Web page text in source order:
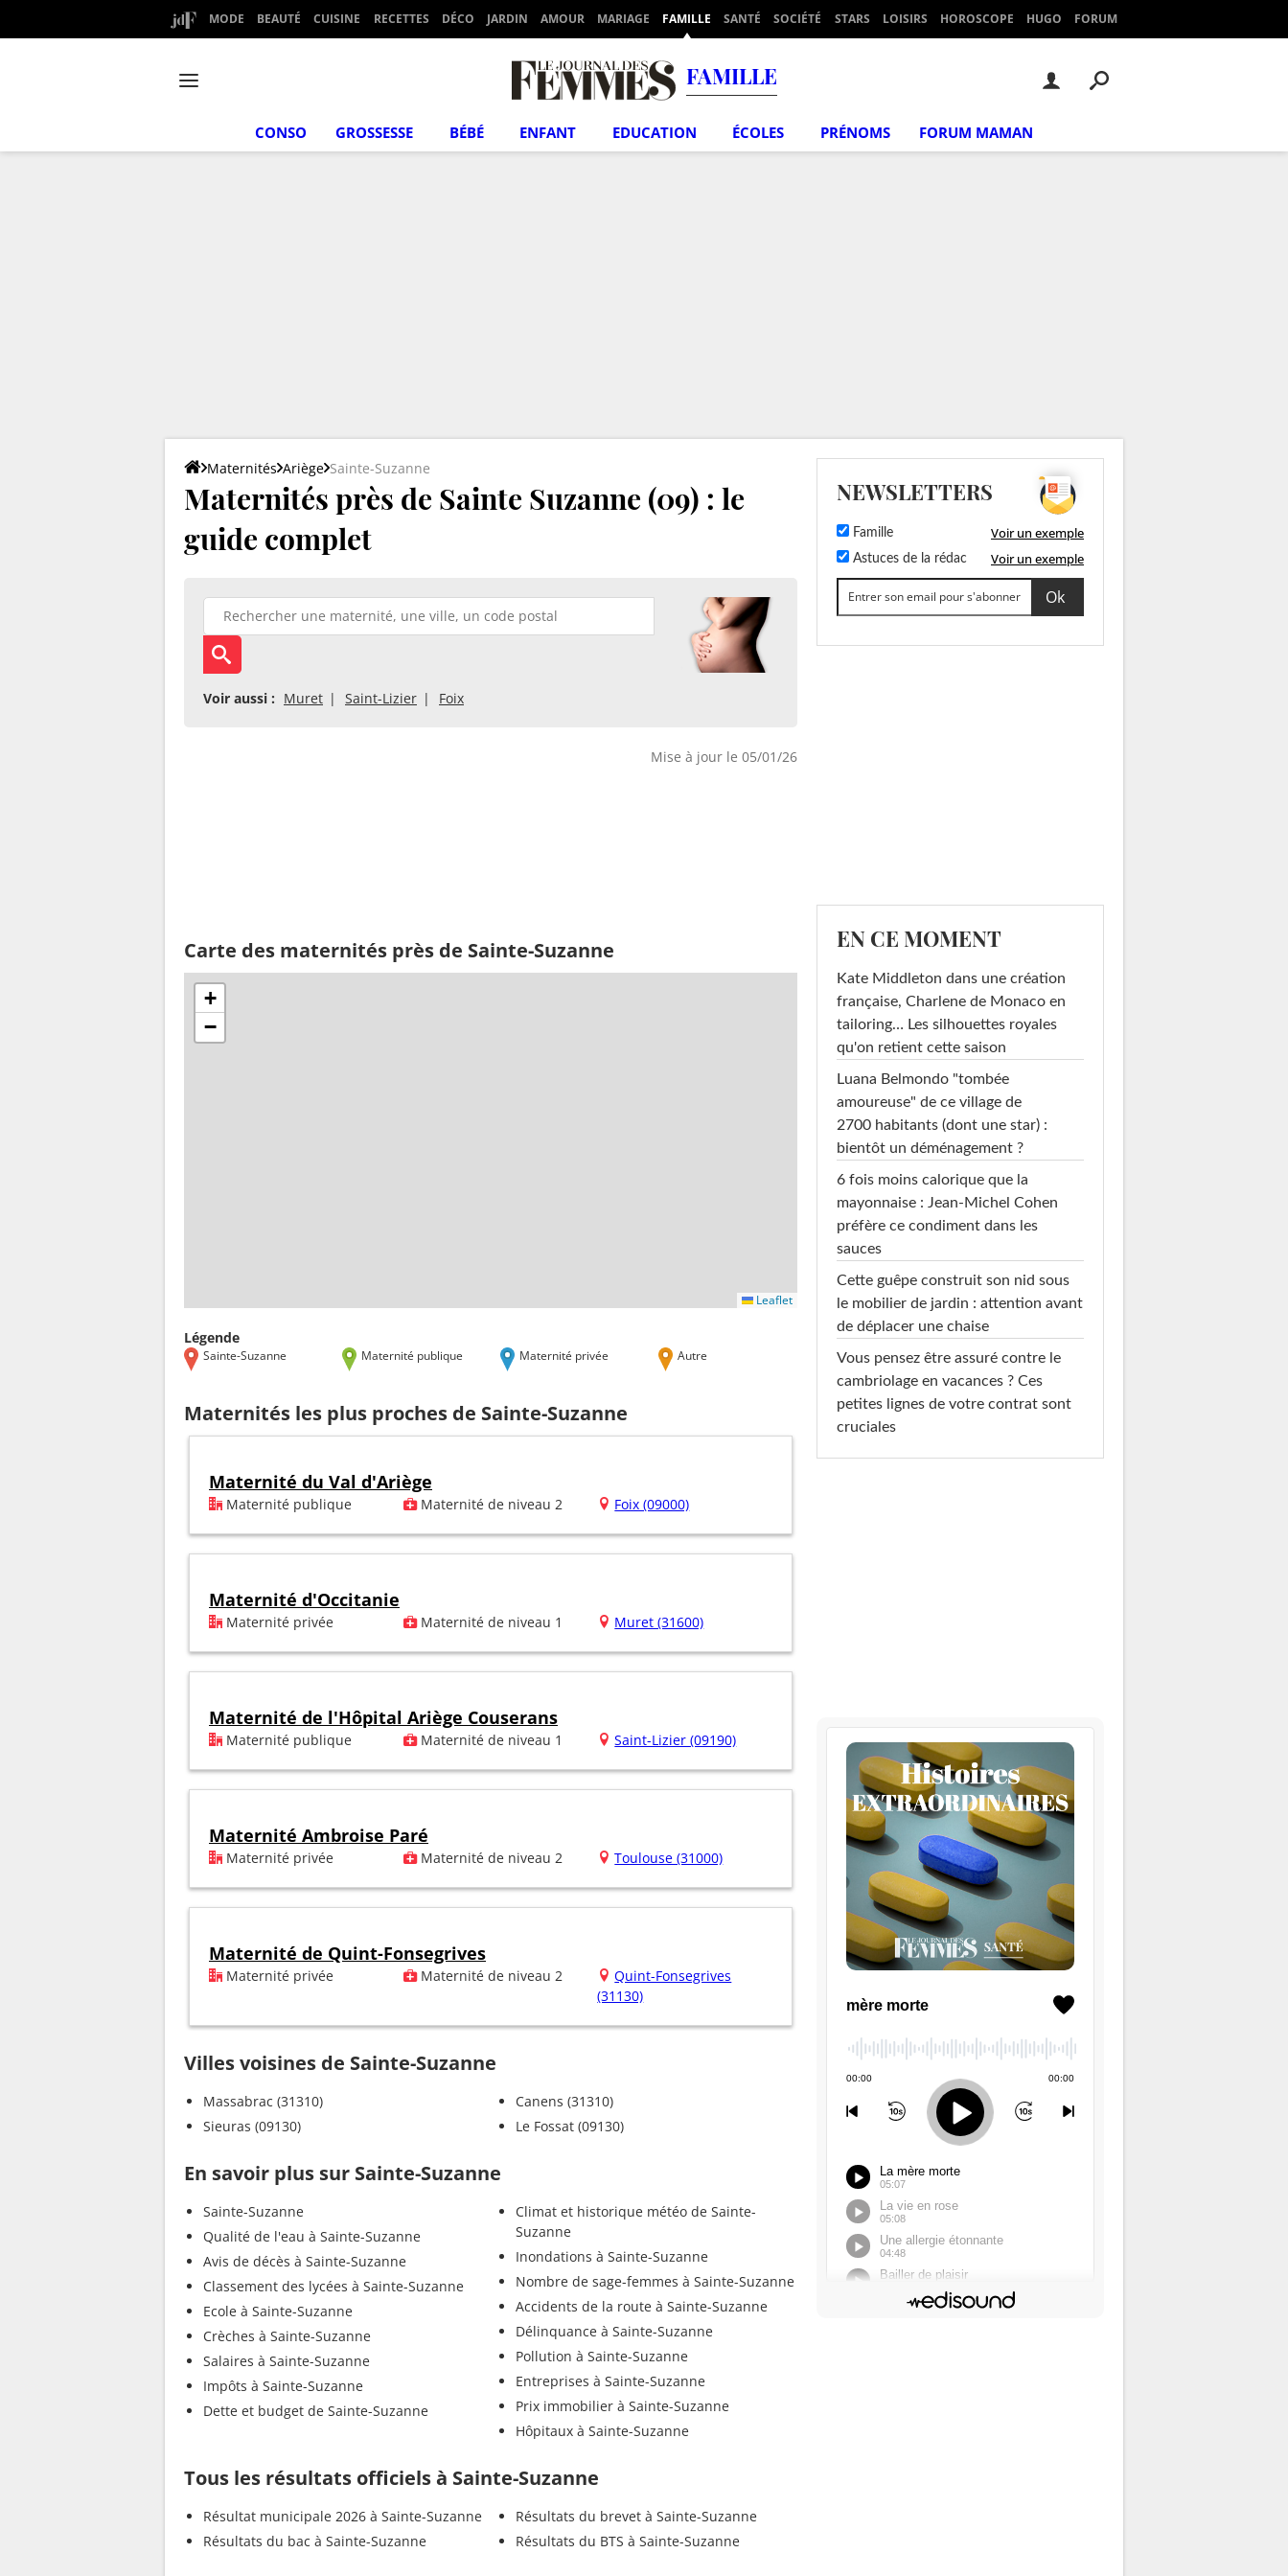
MODE BEAUTÉ CUISINE RECETTES DÉCO JARDIN AMOUR MARIAGE FAMILLE SANTÉ SOCIÉTÉ STARS LOISIRS HOROSCOPE HUGO FORUM
FAMILLE
CONSO GROSSESSE BÉBÉ ENFANT EDUCATION ÉCOLES PRÉNOMS FORUM MAMAN
Maternités Ariège Sainte-Suzanne
Maternités près de Sainte Suzanne (09) : le
guide complet
Voir aussi : Muret Saint-Lizier Foix
Mise à jour le 05/01/26
Carte des maternités près de Sainte-Suzanne
+
−
Leaflet
Légende
Sainte-Suzanne Maternité publique Maternité privée Autre
Maternités les plus proches de Sainte-Suzanne
Maternité du Val d'Ariège
Maternité publique Maternité de niveau 2 Foix (09000)
Maternité d'Occitanie
Maternité privée Maternité de niveau 1 Muret (31600)
Maternité de l'Hôpital Ariège Couserans
Maternité publique Maternité de niveau 1 Saint-Lizier (09190)
Maternité Ambroise Paré
Maternité privée Maternité de niveau 2 Toulouse (31000)
Maternité de Quint-Fonsegrives
Maternité privée Maternité de niveau 2
Quint-Fonsegrives
(31130)
Villes voisines de Sainte-Suzanne
Massabrac (31310)
Sieuras (09130)
Canens (31310)
Le Fossat (09130)
En savoir plus sur Sainte-Suzanne
Sainte-Suzanne
Qualité de l'eau à Sainte-Suzanne
Avis de décès à Sainte-Suzanne
Classement des lycées à Sainte-Suzanne
Ecole à Sainte-Suzanne
Crèches à Sainte-Suzanne
Salaires à Sainte-Suzanne
Impôts à Sainte-Suzanne
Dette et budget de Sainte-Suzanne
Climat et historique météo de Sainte-
Suzanne
Inondations à Sainte-Suzanne
Nombre de sage-femmes à Sainte-Suzanne
Accidents de la route à Sainte-Suzanne
Délinquance à Sainte-Suzanne
Pollution à Sainte-Suzanne
Entreprises à Sainte-Suzanne
Prix immobilier à Sainte-Suzanne
Hôpitaux à Sainte-Suzanne
Tous les résultats officiels à Sainte-Suzanne
Résultat municipale 2026 à Sainte-Suzanne
Résultats du bac à Sainte-Suzanne
Résultats du brevet à Sainte-Suzanne
Résultats du BTS à Sainte-Suzanne
NEWSLETTERS
Famille Voir un exemple
Astuces de la rédac Voir un exemple
EN CE MOMENT
Kate Middleton dans une création
française, Charlene de Monaco en
tailoring… Les silhouettes royales
qu'on retient cette saison
Luana Belmondo "tombée
amoureuse" de ce village de
2700 habitants (dont une star) :
bientôt un déménagement ?
6 fois moins calorique que la
mayonnaise : Jean-Michel Cohen
préfère ce condiment dans les
sauces
Cette guêpe construit son nid sous
le mobilier de jardin : attention avant
de déplacer une chaise
Vous pensez être assuré contre le
cambriolage en vacances ? Ces
petites lignes de votre contrat sont
cruciales